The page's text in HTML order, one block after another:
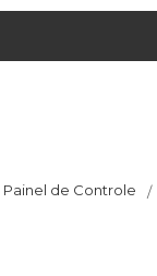
Painel de Controle /